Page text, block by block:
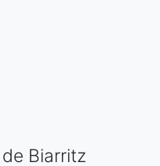
Biarritz